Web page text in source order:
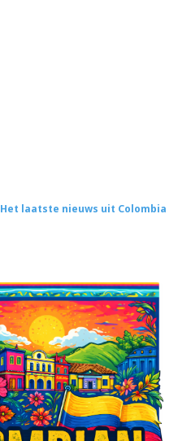
Het laatste nieuws uit Colombia